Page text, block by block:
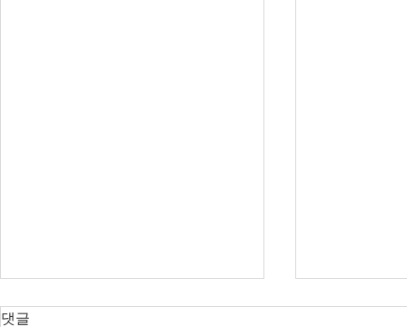
오늘의 호주 뉴스 — 2026년 8
오늘의 호
댓글